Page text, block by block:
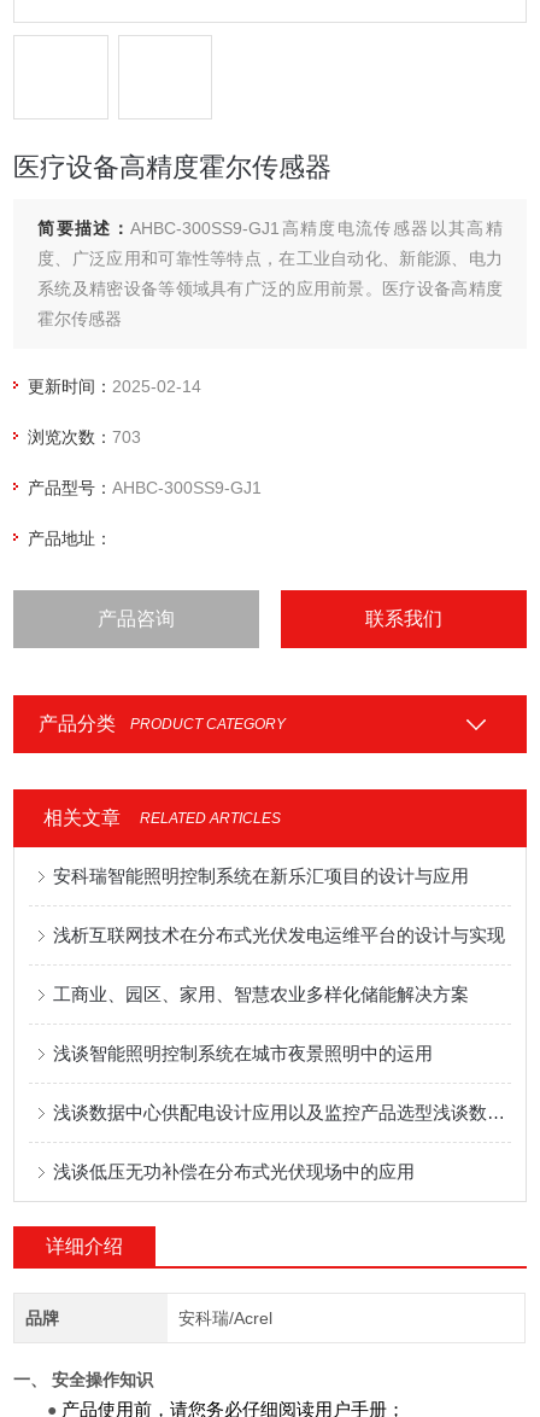
医疗设备高精度霍尔传感器
简要描述：AHBC-300SS9-GJ1高精度电流传感器以其高精
度、广泛应用和可靠性等特点，在工业自动化、新能源、电力
系统及精密设备等领域具有广泛的应用前景。医疗设备高精度
霍尔传感器
更新时间： 2025-02-14
浏览次数：703
产品型号：AHBC-300SS9-GJ1
产品地址：
产品咨询 联系我们
产品分类 PRODUCT CATEGORY
相关文章 RELATED ARTICLES
安科瑞智能照明控制系统在新乐汇项目的设计与应用
浅析互联网技术在分布式光伏发电运维平台的设计与实现
工商业、园区、家用、智慧农业多样化储能解决方案
浅谈智能照明控制系统在城市夜景照明中的运用
浅谈数据中心供配电设计应用以及监控产品选型浅谈数据中心供配电设计应用
浅谈低压无功补偿在分布式光伏现场中的应用
详细介绍
品牌 安科瑞/Acrel
一、 安全操作知识
● 产品使用前，请您务必仔细阅读用户手册；